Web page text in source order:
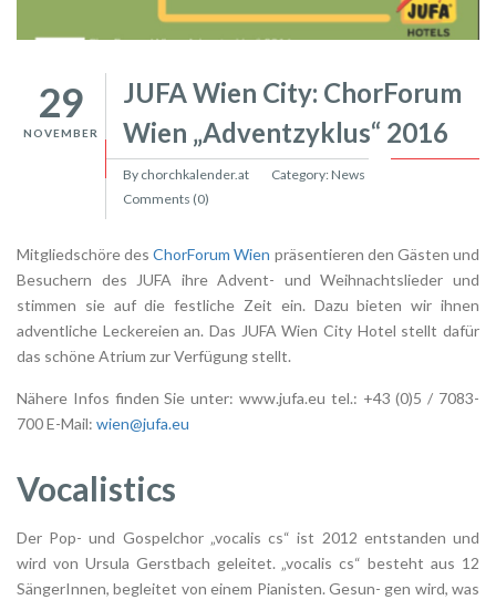
29
NOVEMBER
JUFA Wien City: ChorForum
Wien „Adventzyklus“ 2016
By chorchkalender.at Category: News
Comments (0)
Mitgliedschöre desChorForum Wien präsentieren den Gästen und
Besuchern des JUFA ihre Advent- und Weihnachtslieder und
stimmen sie auf die festliche Zeit ein. Dazu bieten wir ihnen
adventliche Leckereien an. Das JUFA Wien City Hotel stellt dafür
das schöne Atrium zur Verfügung stellt.
Nähere Infos finden Sie unter: www.jufa.eu tel.: +43 (0)5 / 7083-
700 E-Mail: wien@jufa.eu
Vocalistics
Der Pop- und Gospelchor „vocalis cs“ ist 2012 entstanden und
wird von Ursula Gerstbach geleitet. „vocalis cs“ besteht aus 12
SängerInnen, begleitet von einem Pianisten. Gesun- gen wird, was